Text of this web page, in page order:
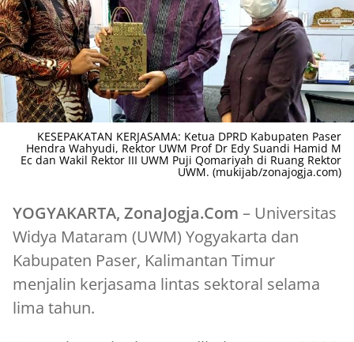
KESEPAKATAN KERJASAMA: Ketua DPRD Kabupaten Paser
Hendra Wahyudi, Rektor UWM Prof Dr Edy Suandi Hamid M
Ec dan Wakil Rektor III UWM Puji Qomariyah di Ruang Rektor
UWM. (mukijab/zonajogja.com)
YOGYAKARTA, ZonaJogja.Com – Universitas
Widya Mataram (UWM) Yogyakarta dan
Kabupaten Paser, Kalimantan Timur
menjalin kerjasama lintas sektoral selama
lima tahun.